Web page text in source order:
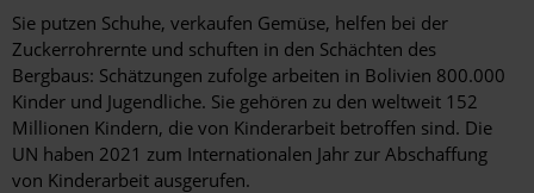
Sie putzen Schuhe, verkaufen Gemüse, helfen bei der
Zuckerrohrernte und schuften in den Schächten des
Bergbaus: Schätzungen zufolge arbeiten in Bolivien 800.000
Kinder und Jugendliche. Sie gehören zu den weltweit 152
Millionen Kindern, die von Kinderarbeit betroffen sind. Die
UN haben 2021 zum Internationalen Jahr zur Abschaffung
von ­Kinderarbeit ausgerufen.